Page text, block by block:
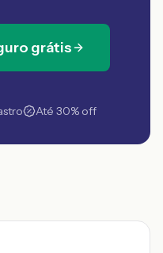
grátis
Até 30% off